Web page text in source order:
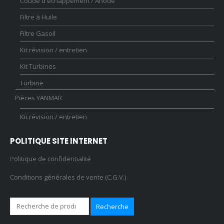
Filtre à Huile
Filtre Gasoil
Kit révision / entretien
Kit Turbines
Turbine
Pièces YANMAR
Kit révision / entretien
POLITIQUE SITE INTERNET
Politique de confidentialité
Conditions générales de vente (C.G.V.)
Recherche